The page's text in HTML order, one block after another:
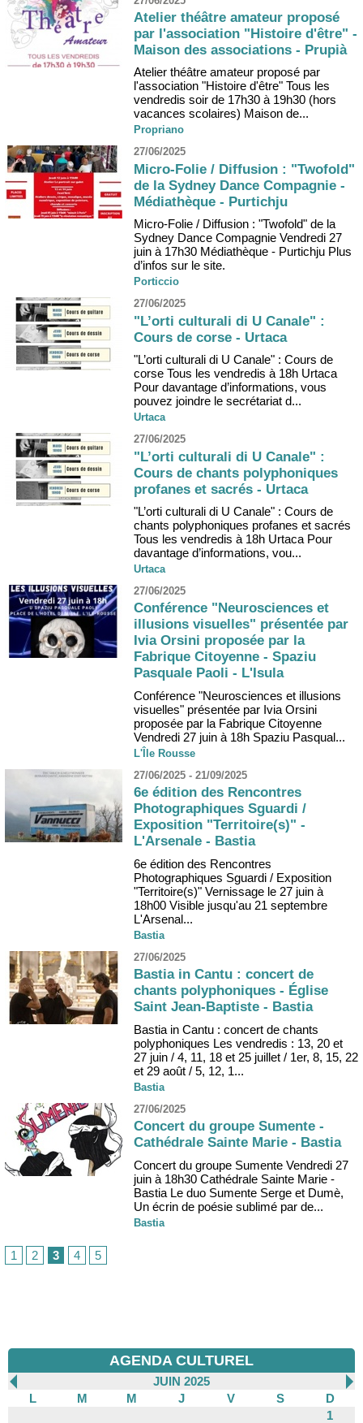
Atelier théâtre amateur proposé
par l'association "Histoire d'être" -
Maison des associations - Prupià
Atelier théâtre amateur proposé par
l'association "Histoire d'être" Tous les
vendredis soir de 17h30 à 19h30 (hors
vacances scolaires) Maison de...
Propriano
27/06/2025
Micro-Folie / Diffusion : "Twofold"
de la Sydney Dance Compagnie -
Médiathèque - Purtichju
Micro-Folie / Diffusion : "Twofold" de la
Sydney Dance Compagnie Vendredi 27
juin à 17h30 Médiathèque - Purtichju Plus
d’infos sur le site.
Porticcio
27/06/2025
"L’orti culturali di U Canale" :
Cours de corse - Urtaca
"L’orti culturali di U Canale" : Cours de
corse Tous les vendredis à 18h Urtaca
Pour davantage d’informations, vous
pouvez joindre le secrétariat d...
Urtaca
27/06/2025
"L’orti culturali di U Canale" :
Cours de chants polyphoniques
profanes et sacrés - Urtaca
"L’orti culturali di U Canale" : Cours de
chants polyphoniques profanes et sacrés
Tous les vendredis à 18h Urtaca Pour
davantage d’informations, vou...
Urtaca
27/06/2025
Conférence "Neurosciences et
illusions visuelles" présentée par
Ivia Orsini proposée par la
Fabrique Citoyenne - Spaziu
Pasquale Paoli - L'Isula
Conférence "Neurosciences et illusions
visuelles" présentée par Ivia Orsini
proposée par la Fabrique Citoyenne
Vendredi 27 juin à 18h Spaziu Pasqual...
L'Île Rousse
27/06/2025 - 21/09/2025
6e édition des Rencontres
Photographiques Sguardi /
Exposition "Territoire(s)" -
L'Arsenale - Bastia
6e édition des Rencontres
Photographiques Sguardi / Exposition
"Territoire(s)" Vernissage le 27 juin à
18h00 Visible jusqu'au 21 septembre
L'Arsenal...
Bastia
27/06/2025
Bastia in Cantu : concert de
chants polyphoniques - Église
Saint Jean-Baptiste - Bastia
Bastia in Cantu : concert de chants
polyphoniques Les vendredis : 13, 20 et
27 juin / 4, 11, 18 et 25 juillet / 1er, 8, 15, 22
et 29 août / 5, 12, 1...
Bastia
27/06/2025
Concert du groupe Sumente -
Cathédrale Sainte Marie - Bastia
Concert du groupe Sumente Vendredi 27
juin à 18h30 Cathédrale Sainte Marie -
Bastia Le duo Sumente Serge et Dumè,
Un écrin de poésie sublimé par de...
Bastia
1 2 3 4 5
AGENDA CULTUREL
JUIN 2025
L
M M J V S
D
1